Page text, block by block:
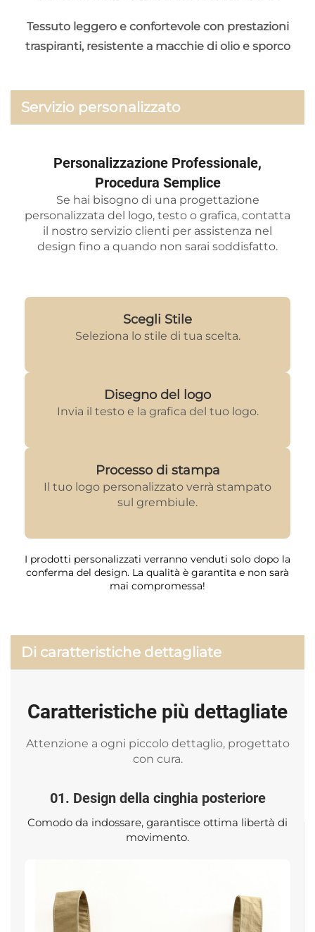
Tessuto leggero e confortevole con prestazioni
traspiranti, resistente a macchie di olio e sporco
Servizio personalizzato
Personalizzazione Professionale,
Procedura Semplice
Se hai bisogno di una progettazione
personalizzata del logo, testo o grafica, contatta
il nostro servizio clienti per assistenza nel
design fino a quando non sarai soddisfatto.
Scegli Stile
Seleziona lo stile di tua scelta.
Disegno del logo
Invia il testo e la grafica del tuo logo.
Processo di stampa
Il tuo logo personalizzato verrà stampato
sul grembiule.
I prodotti personalizzati verranno venduti solo dopo la
conferma del design. La qualità è garantita e non sarà
mai compromessa!
Di caratteristiche dettagliate
Caratteristiche più dettagliate
Attenzione a ogni piccolo dettaglio, progettato
con cura.
01. Design della cinghia posteriore
Comodo da indossare, garantisce ottima libertà di
movimento.